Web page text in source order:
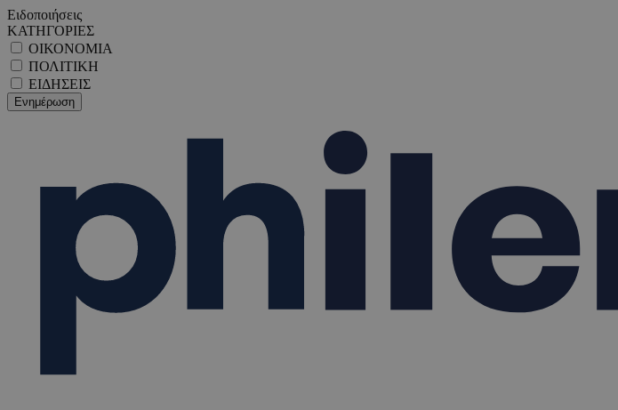
Ειδοποιήσεις
ΚΑΤΗΓΟΡΙΕΣ
ΟΙΚΟΝΟΜΙΑ
ΠΟΛΙΤΙΚΗ
ΕΙΔΗΣΕΙΣ